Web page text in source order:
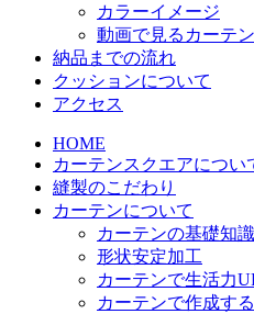
カラーイメージ
動画で見るカーテン
納品までの流れ
クッションについて
アクセス
HOME
カーテンスクエアについ
縫製のこだわり
カーテンについて
カーテンの基礎知識
形状安定加工
カーテンで生活力
カーテンで作成す